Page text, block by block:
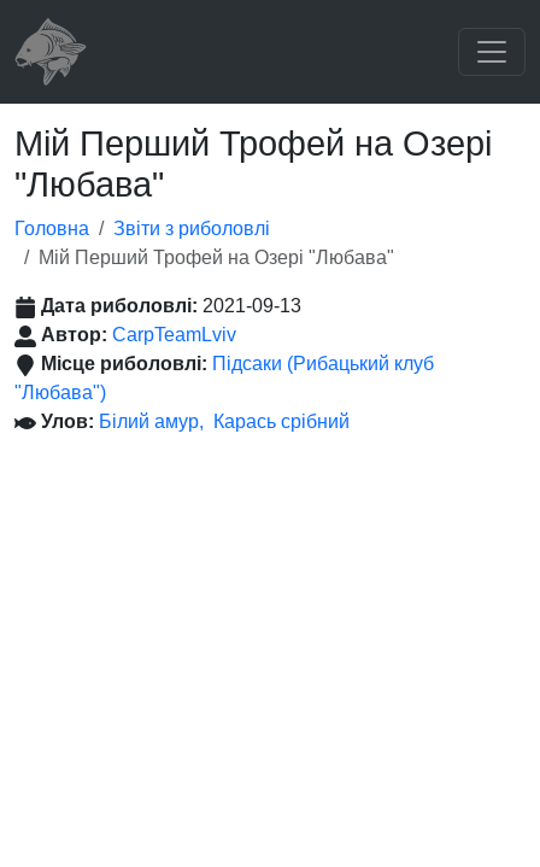
Мій Перший Трофей на Озері
"Любава"
Головна
Звіти з риболовлі
Мій Перший Трофей на Озері "Любава"
Дата риболовлі: 2021-09-13
Автор: CarpTeamLviv
Місце риболовлі: Підсаки (Рибацький клуб
"Любава")
Улов: Білий амур Карась срібний